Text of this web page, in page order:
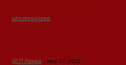
Uncategorized
ДСП Ленка - May 27, 2025